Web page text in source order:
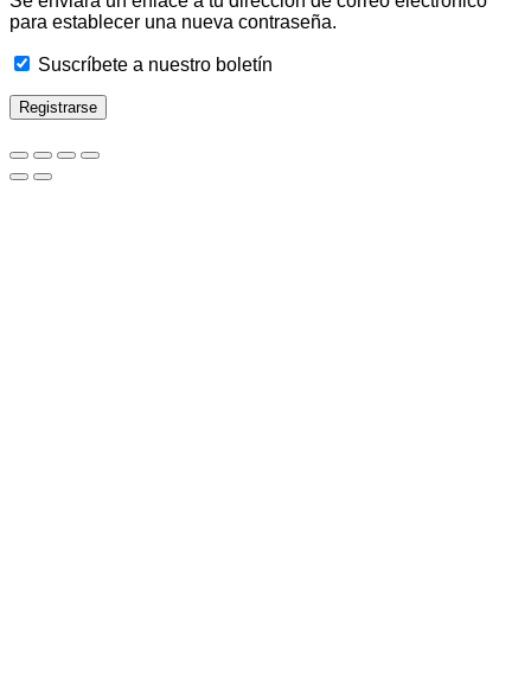
para establecer una nueva contraseña.
Suscríbete a nuestro boletín
Registrarse